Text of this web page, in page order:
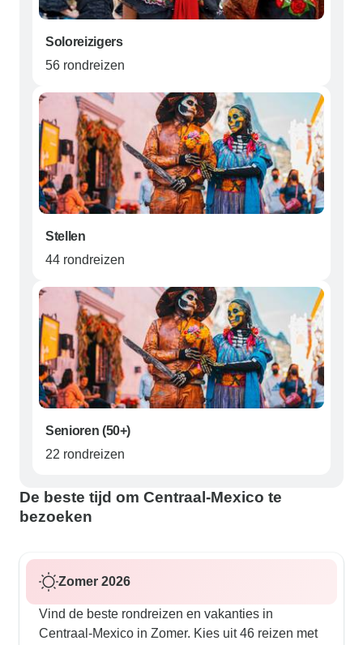
Soloreizigers
56 rondreizen
Stellen
44 rondreizen
Senioren (50+)
22 rondreizen
De beste tijd om Centraal-Mexico te
bezoeken
Zomer 2026
Vind de beste rondreizen en vakanties in
Centraal-Mexico in Zomer. Kies uit 46 reizen met